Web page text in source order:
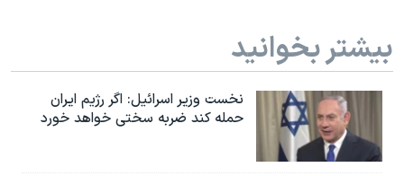
بیشتر بخوانید
نخست وزیر اسرائيل: اگر رژیم ایران
حمله کند ضربه سختی خواهد خورد